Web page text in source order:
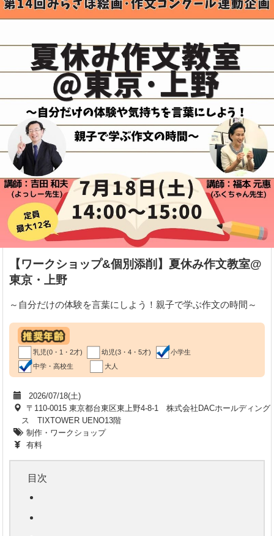
【ワークショップ&個別添削】夏休み作文教室@
東京・上野
～自分だけの体験を言葉にしよう！親子で学ぶ作文の時間～
乳児(0・1・2才) 幼児(3・4・5才)
小学生
中学・高校生
大人
2026/07/18(土)
〒110-0015 東京都台東区東上野4-8-1 株式会社DACホールディング
ス TIXTOWER UENO13階
制作・ワークショップ
有料
目次